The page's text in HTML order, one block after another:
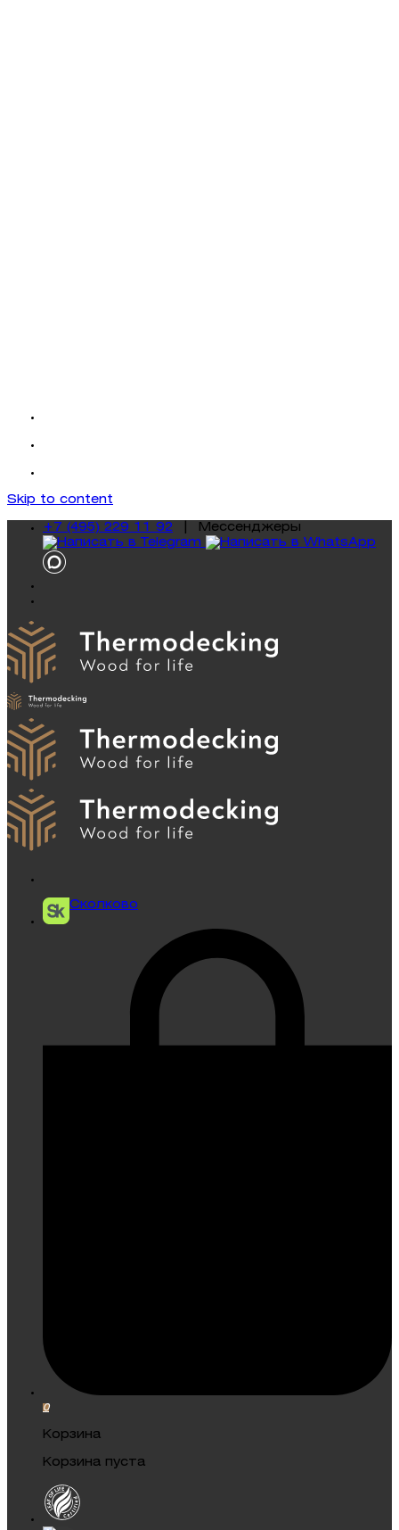
Skip to content
+7 (495) 229 11 92 Mессенджеры
Сколково
0
Корзина
Корзина пуста